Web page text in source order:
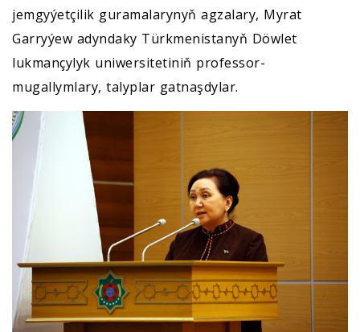
jemgyýetçilik guramalarynyň agzalary, Myrat
Garryýew adyndaky Türkmenistanyň Döwlet
lukmançylyk uniwersitetiniň professor-
mugallymlary, talyplar gatnaşdylar.